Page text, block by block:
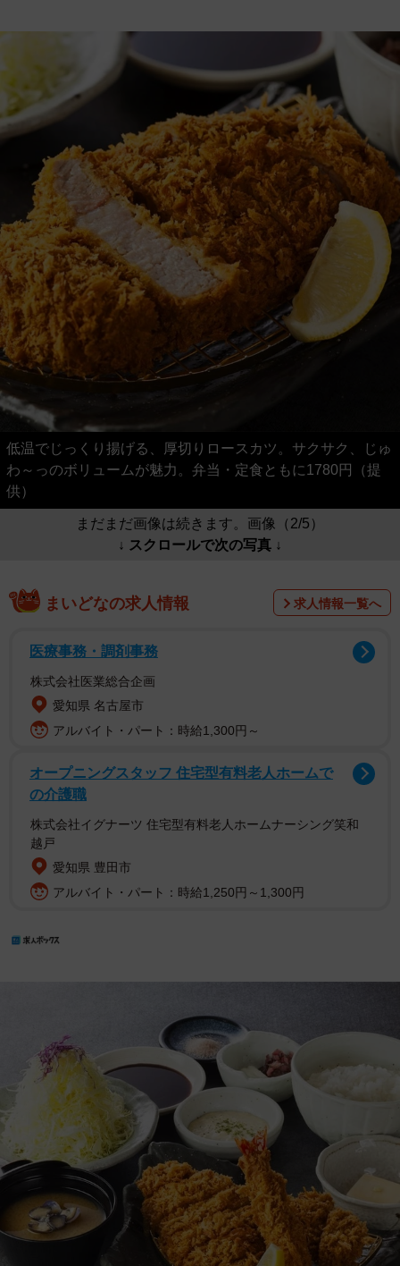
低温でじっくり揚げる、厚切りロースカツ。サクサク、じゅ
わ～っのボリュームが魅力。弁当・定食ともに1780円（提
供）
まだまだ画像は続きます。画像（2/5）
↓ スクロールで次の写真 ↓
まいどなの求人情報 求人情報一覧へ
医療事務・調剤事務
株式会社医業総合企画
愛知県 名古屋市
アルバイト・パート：時給1,300円～
オープニングスタッフ 住宅型有料老人ホームで
の介護職
株式会社イグナーツ 住宅型有料老人ホームナーシング笑和
越戸
愛知県 豊田市
アルバイト・パート：時給1,250円～1,300円